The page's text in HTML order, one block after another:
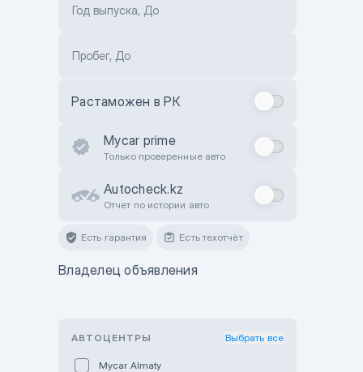
Год выпуска, До
Пробег, До
Растаможен в РК
Mycar prime
Только проверенные авто
Autocheck.kz
Отчет по истории авто
Есть гарантия Есть техотчёт
Владелец объявления
АВТОЦЕНТРЫ Выбрать все
Mycar Almaty